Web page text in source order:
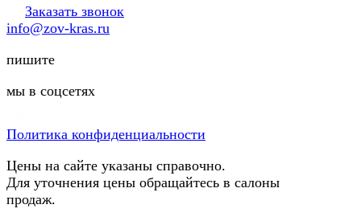
Заказать звонок
info@zov-kras.ru
пишите
мы в соцсетях
Политика конфиденциальности
Цены на сайте указаны справочно.
Для уточнения цены обращайтесь в салоны
продаж.